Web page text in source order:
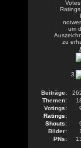
3
Beiträge:
Themen:
Votings:
Ratings:
Shouts:
Bilder:
PNs: